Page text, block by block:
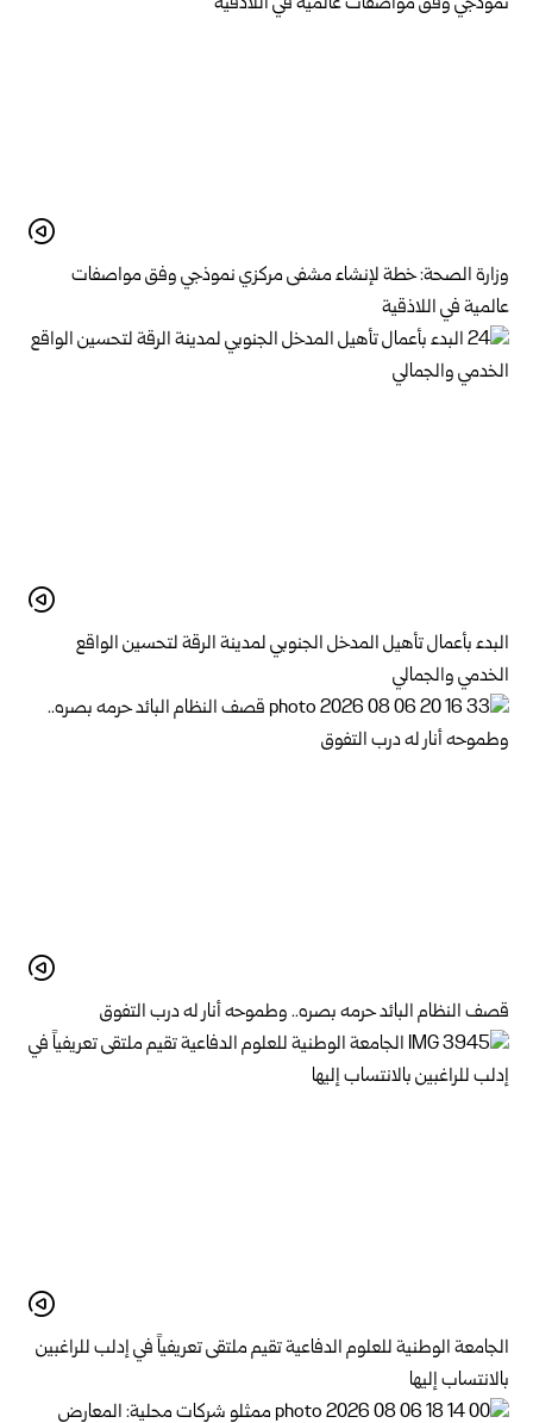
وزارة الصحة: خطة لإنشاء مشفى مركزي نموذجي وفق مواصفات
عالمية في اللاذقية
البدء بأعمال تأهيل المدخل الجنوبي لمدينة الرقة لتحسين الواقع
الخدمي والجمالي
قصف النظام البائد حرمه بصره.. وطموحه أنار له درب التفوق
الجامعة الوطنية للعلوم الدفاعية تقيم ملتقى تعريفياً في إدلب للراغبين
بالانتساب إليها